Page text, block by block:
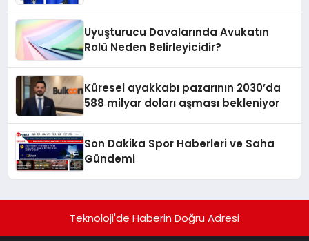
Uyuşturucu Davalarında Avukatın
Rolü Neden Belirleyicidir?
Küresel ayakkabı pazarının 2030’da
588 milyar doları aşması bekleniyor
Son Dakika Spor Haberleri ve Saha
Gündemi
Teknoloji'de Haberin Doğru Adresi